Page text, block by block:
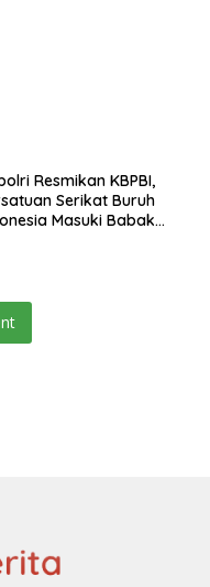
Resmikan KBPBI,
Serikat Buruh
Masuki Babak